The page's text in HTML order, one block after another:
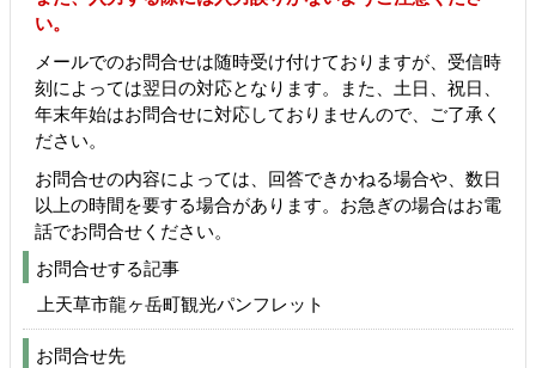
い。
メールでのお問合せは随時受け付けておりますが、受信時
刻によっては翌日の対応となります。また、土日、祝日、
年末年始はお問合せに対応しておりませんので、ご了承く
ださい。
お問合せの内容によっては、回答できかねる場合や、数日
以上の時間を要する場合があります。お急ぎの場合はお電
話でお問合せください。
お問合せする記事
上天草市龍ヶ岳町観光パンフレット
お問合せ先